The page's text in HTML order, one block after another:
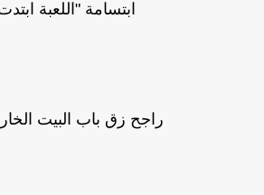
ابتسامة "اللعبة ابتدت."
راجح زق باب البيت